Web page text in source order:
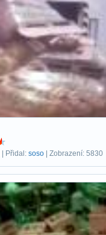
| Přidal: soso | Zobrazení: 5830